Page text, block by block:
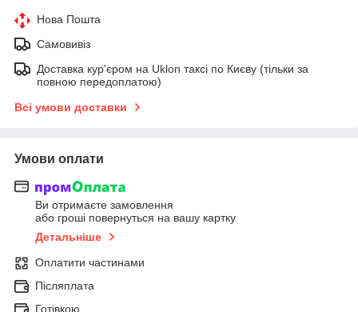
Нова Пошта
Самовивіз
Доставка кур'єром на Uklon таксі по Києву (тільки за
повною передоплатою)
Всі умови доставки
Умови оплати
Ви отримаєте замовлення
або гроші повернуться на вашу картку
Детальніше
Оплатити частинами
Післяплата
Готівкою